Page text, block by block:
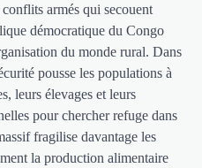
armés qui secouent
démocratique du Congo
du monde rural. Dans
pousse les populations à
leurs élevages et leurs
pour chercher refuge dans
fragilise davantage les
la production alimentaire